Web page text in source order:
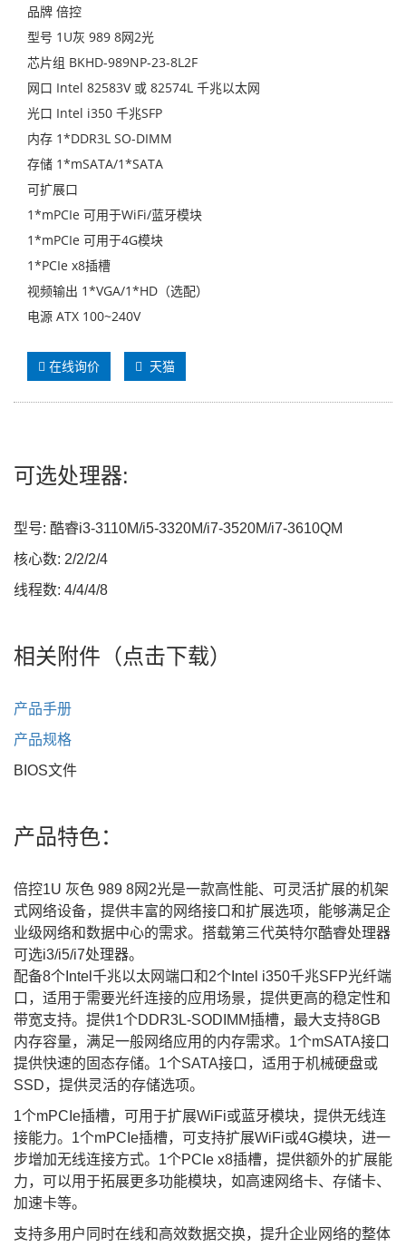
品牌 倍控
型号 1U灰 989 8网2光
芯片组 BKHD-989NP-23-8L2F
网口 Intel 82583V 或 82574L 千兆以太网
光口 Intel i350 千兆SFP
内存 1*DDR3L SO-DIMM
存储 1*mSATA/1*SATA
可扩展口
1*mPCIe 可用于WiFi/蓝牙模块
1*mPCIe 可用于4G模块
1*PCIe x8插槽
视频输出 1*VGA/1*HD（选配）
电源 ATX 100~240V
在线询价 天猫
可选处理器:
型号: 酷睿i3-3110M/i5-3320M/i7-3520M/i7-3610QM
核心数: 2/2/2/4
线程数: 4/4/4/8
相关附件（点击下载）
产品手册
产品规格
BIOS文件
产品特色：
倍控1U 灰色 989 8网2光是一款高性能、可灵活扩展的机架
式网络设备，提供丰富的网络接口和扩展选项，能够满足企
业级网络和数据中心的需求。搭载第三代英特尔酷睿处理器
可选i3/i5/i7处理器。
配备8个Intel千兆以太网端口和2个Intel i350千兆SFP光纤端
口，适用于需要光纤连接的应用场景，提供更高的稳定性和
带宽支持。提供1个DDR3L-SODIMM插槽，最大支持8GB
内存容量，满足一般网络应用的内存需求。1个mSATA接口
提供快速的固态存储。1个SATA接口，适用于机械硬盘或
SSD，提供灵活的存储选项。
1个mPCIe插槽，可用于扩展WiFi或蓝牙模块，提供无线连
接能力。1个mPCIe插槽，可支持扩展WiFi或4G模块，进一
步增加无线连接方式。1个PCIe x8插槽，提供额外的扩展能
力，可以用于拓展更多功能模块，如高速网络卡、存储卡、
加速卡等。
支持多用户同时在线和高效数据交换，提升企业网络的整体